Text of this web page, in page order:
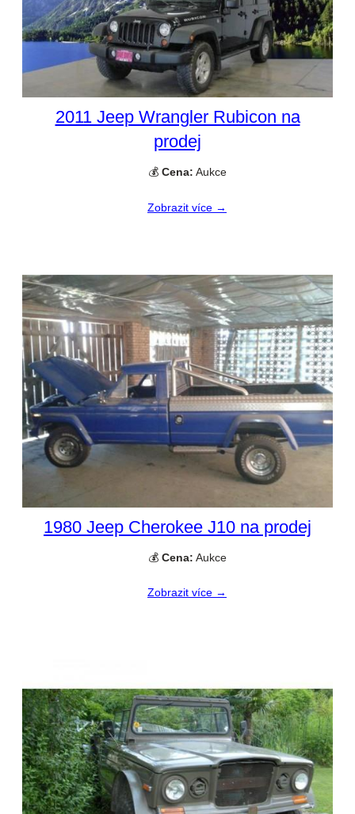
2011 Jeep Wrangler Rubicon na
prodej
💰 Cena: Aukce
Zobrazit více →
1980 Jeep Cherokee J10 na prodej
💰 Cena: Aukce
Zobrazit více →